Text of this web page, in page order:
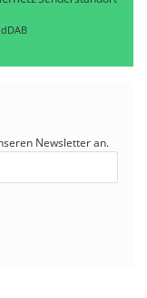
Newsletter an.